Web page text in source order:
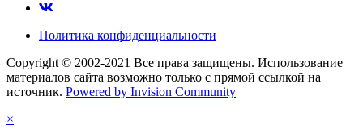
Политика конфиденциальности
Copyright © 2002-2021 Все права защищены. Использование
материалов сайта возможно только с прямой ссылкой на
источник. Powered by Invision Community
×